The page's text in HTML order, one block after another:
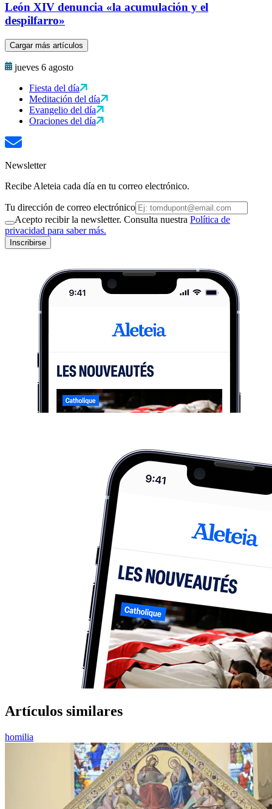
León XIV denuncia «la acumulación y el
despilfarro»
Cargar más artículos
jueves 6 agosto
Fiesta del día
Meditación del día
Evangelio del día
Oraciones del día
Newsletter
Recibe Aleteia cada día en tu correo electrónico.
Tu dirección de correo electrónico
Acepto recibir la newsletter. Consulta nuestra Política de
privacidad para saber más.
Inscribirse
Artículos similares
homilia